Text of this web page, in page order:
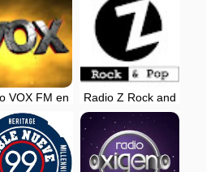
VOX FM en
- Arequipa,
Perú
Radio Z Rock and
Pop EN VIVO -
Lima, Perú